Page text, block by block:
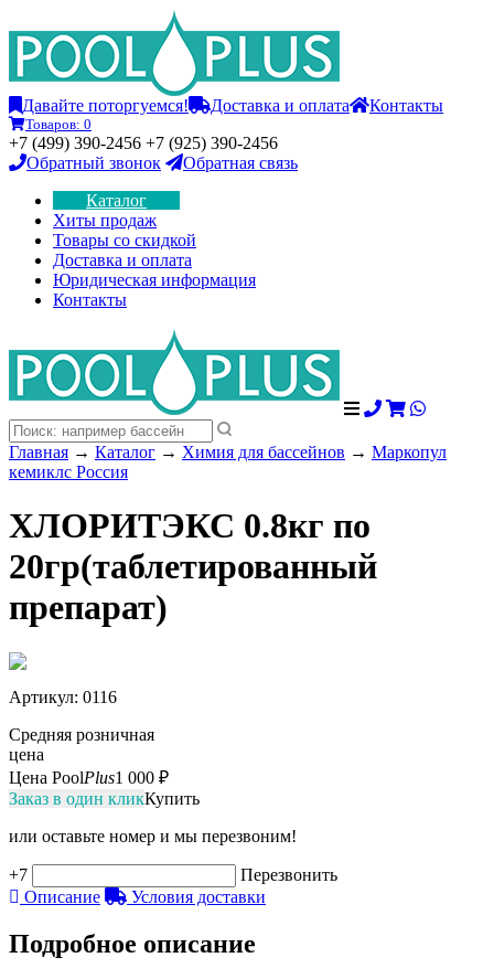
Давайте поторгуемся! Доставка и оплата Контакты
Товаров: 0
+7 (499) 390-2456 +7 (925) 390-2456
Обратный звонок
Обратная связь
Каталог
Хиты продаж
Товары со скидкой
Доставка и оплата
Юридическая информация
Контакты
Главная → Каталог → Химия для бассейнов → Маркопул
кемиклс Россия
ХЛОРИТЭКС 0.8кг по
20гр(таблетированный
препарат)
Артикул: 0116
Средняя розничная
цена
Цена PoolPlus1 000 ₽
Заказ в один кликКупить
или оставьте номер и мы перезвоним!
+7
Перезвонить
Описание
Условия доставки
Подробное описание